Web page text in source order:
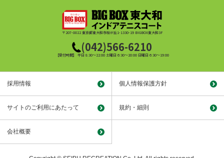
〒207-0022 東京都東大和市桜が丘1-1330-19 BIGBOX東大和3F
(042)566-6210
【受付時間】 平日 8:30～22:00 土曜日 6:30～20:00 日曜日 6:30～19:00
採用情報 個人情報保護方針
サイトのご利用にあたって 規約・細則
会社概要